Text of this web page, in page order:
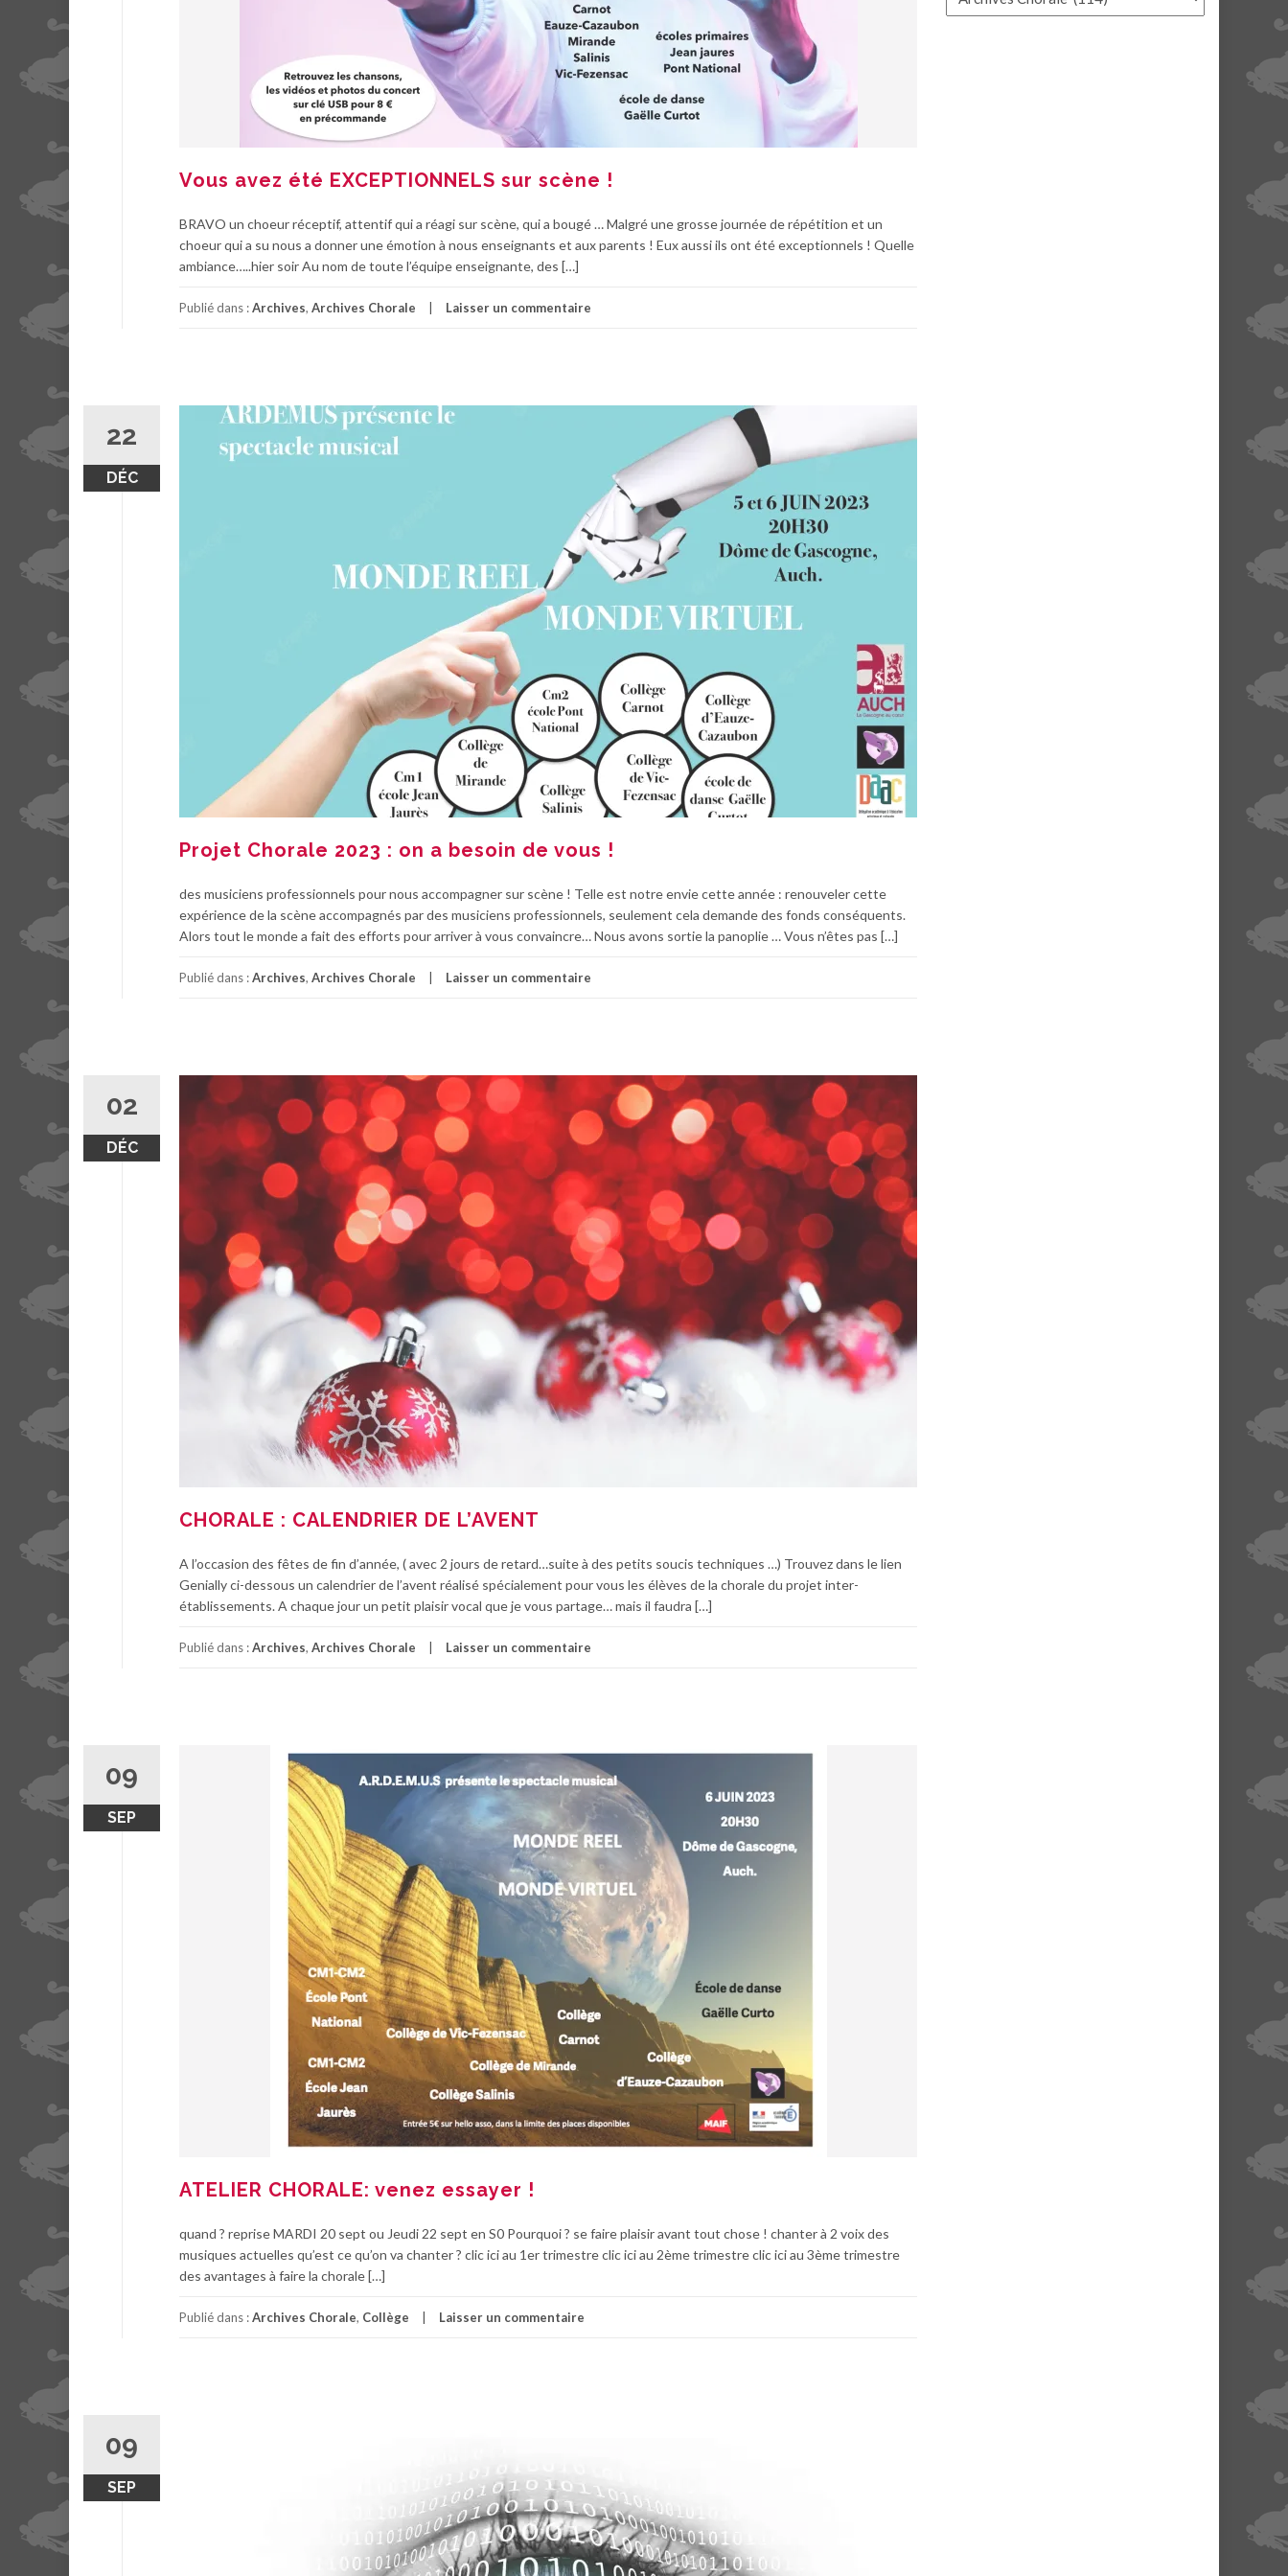
Vous avez été EXCEPTIONNELS sur scène !
BRAVO un choeur réceptif, attentif qui a réagi sur scène, qui a bougé … Malgré une grosse journée de répétition et un
choeur qui a su nous a donner une émotion à nous enseignants et aux parents ! Eux aussi ils ont été exceptionnels ! Quelle
ambiance…..hier soir Au nom de toute l’équipe enseignante, des […]
Publié dans :Archives, Archives Chorale Laisser un commentaire
22
DÉC
Projet Chorale 2023 : on a besoin de vous !
des musiciens professionnels pour nous accompagner sur scène ! Telle est notre envie cette année : renouveler cette
expérience de la scène accompagnés par des musiciens professionnels, seulement cela demande des fonds conséquents.
Alors tout le monde a fait des efforts pour arriver à vous convaincre… Nous avons sortie la panoplie … Vous n’êtes pas […]
Publié dans :Archives, Archives Chorale Laisser un commentaire
02
DÉC
CHORALE : CALENDRIER DE L’AVENT
A l’occasion des fêtes de fin d’année, ( avec 2 jours de retard…suite à des petits soucis techniques …) Trouvez dans le lien
Genially ci-dessous un calendrier de l’avent réalisé spécialement pour vous les élèves de la chorale du projet inter-
établissements. A chaque jour un petit plaisir vocal que je vous partage… mais il faudra […]
Publié dans :Archives, Archives Chorale Laisser un commentaire
09
SEP
ATELIER CHORALE: venez essayer !
quand ? reprise MARDI 20 sept ou Jeudi 22 sept en S0 Pourquoi ? se faire plaisir avant tout chose ! chanter à 2 voix des
musiques actuelles qu’est ce qu’on va chanter ? clic ici au 1er trimestre clic ici au 2ème trimestre clic ici au 3ème trimestre
des avantages à faire la chorale […]
Publié dans :Archives Chorale, Collège Laisser un commentaire
09
SEP